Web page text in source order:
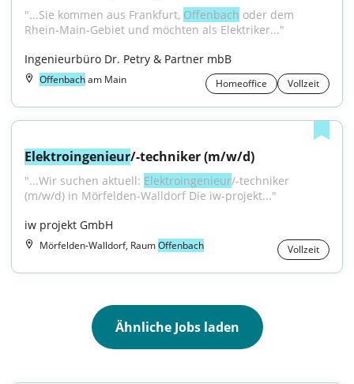
"...Sie kommen aus Frankfurt, Offenbach oder dem
Rhein-Main-Gebiet und möchten als Elektriker..."
Ingenieurbüro Dr. Petry & Partner mbB
Offenbacham Main Homeoffice Vollzeit
Elektroingenieur/-techniker (m/w/d)
"...Wir suchen aktuell: Elektroingenieur/-techniker
(m/w/d) in Mörfelden-Walldorf Die iw-projekt..."
iw projekt GmbH
Mörfelden-Walldorf, RaumOffenbach Vollzeit
Ähnliche Jobs laden